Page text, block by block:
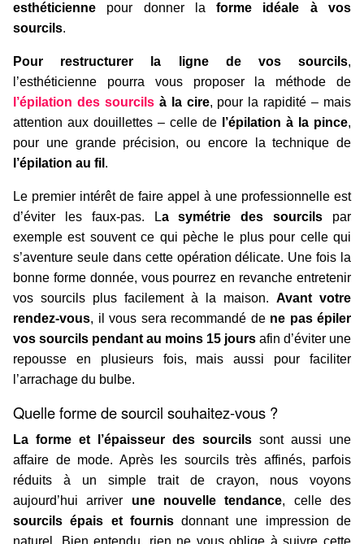
esthéticienne pour donner laforme idéale à vos
sourcils.
Pour restructurer la ligne de vos sourcils,
l’esthéticienne pourra vous proposer la méthode de
l’épilation des sourcilsà la cire, pour la rapidité – mais
attention aux douillettes – celle de
l’épilation à la pince,
pour une grande précision, ou encore la technique de
l’épilation au fil .
Le premier intérêt de faire appel à une professionnelle est
d’éviter les faux-pas. La symétrie des sourcils par
exemple est souvent ce qui pèche le plus pour celle qui
s’aventure seule dans cette opération délicate. Une fois la
bonne forme donnée, vous pourrez en revanche entretenir
vos sourcils plus facilement à la maison. Avant votre
rendez-vous, il vous sera recommandé de ne pas épiler
vos sourcils pendant au moins 15 jours afin d’éviter une
repousse en plusieurs fois, mais aussi pour faciliter
l’arrachage du bulbe.
Quelle forme de sourcil souhaitez-vous ?
La forme et l’épaisseur des sourcils sont aussi une
affaire de mode. Après les sourcils très affinés, parfois
réduits à un simple trait de crayon, nous voyons
aujourd’hui arriver une nouvelle tendance, celle des
sourcils épais et fournisdonnant une impression de
naturel. Bien entendu, rien ne vous oblige à suivre cette